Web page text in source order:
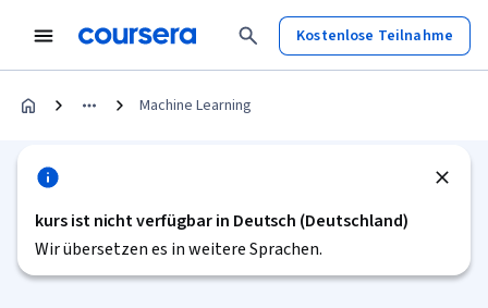
Kostenlose Teilnahme
Machine Learning
kurs ist nicht verfügbar in Deutsch (Deutschland)
Wir übersetzen es in weitere Sprachen.